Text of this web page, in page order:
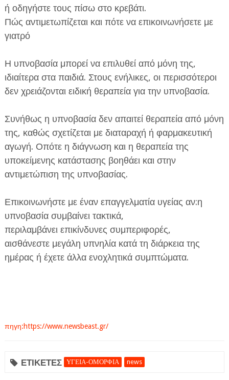
ή οδηγήστε τους πίσω στο κρεβάτι.
Πώς αντιμετωπίζεται και πότε να επικοινωνήσετε με
γιατρό
Η υπνοβασία μπορεί να επιλυθεί από μόνη της,
ιδιαίτερα στα παιδιά. Στους ενήλικες, οι περισσότεροι
δεν χρειάζονται ειδική θεραπεία για την υπνοβασία.
Συνήθως η υπνοβασία δεν απαιτεί θεραπεία από μόνη
της, καθώς σχετίζεται με διαταραχή ή φαρμακευτική
αγωγή. Οπότε η διάγνωση και η θεραπεία της
υποκείμενης κατάστασης βοηθάει και στην
αντιμετώπιση της υπνοβασίας.
Επικοινωνήστε με έναν επαγγελματία υγείας αν:η
υπνοβασία συμβαίνει τακτικά,
περιλαμβάνει επικίνδυνες συμπεριφορές,
αισθάνεστε μεγάλη υπνηλία κατά τη διάρκεια της
ημέρας ή έχετε άλλα ενοχλητικά συμπτώματα.
πηγη:https://www.newsbeast.gr/
ΕΤΙΚΕΤΕΣ ΥΓΕΙΑ-ΟΜΟΡΦΙΑ news